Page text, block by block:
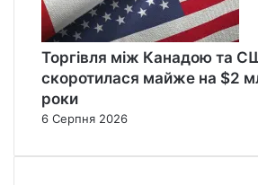
Торгівля між Канадою та
скоротилася майже на $2
роки
6 Серпня 2026